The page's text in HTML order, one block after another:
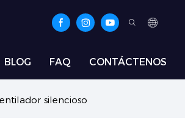
BLOG FAQ CONTÁCTENOS
silencioso